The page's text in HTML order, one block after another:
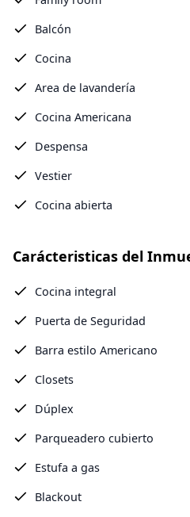
Balcón
Cocina
Area de lavandería
Cocina Americana
Despensa
Vestier
Cocina abierta
Carácteristicas del
Cocina integral
Puerta de Seguridad
Barra estilo Americano
Closets
Dúplex
Parqueadero cubierto
Estufa a gas
Blackout